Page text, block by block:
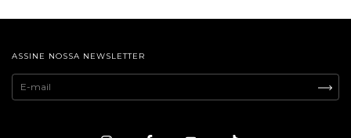
ASSINE NOSSA NEWSLETTER